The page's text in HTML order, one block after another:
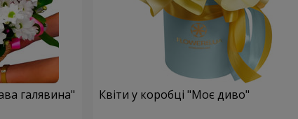
галявина" Квіти у коробці "Моє диво"